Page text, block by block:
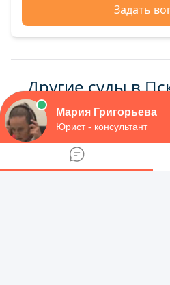
Задать
Другие суды в
области
Судебный участок
Судебный участок